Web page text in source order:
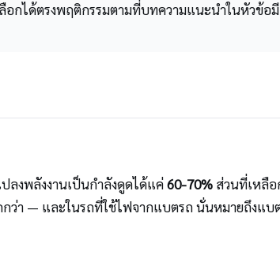
อกได้ตรงพฤติกรรมตามที่บทความแนะนำในหัวข้อ
ลงพลังงานเป็นกำลังดูดได้แค่60-70% ส่วนที่เหลื
ว่า — และในรถที่ใช้ไฟจากแบตรถ นั่นหมายถึงแบ